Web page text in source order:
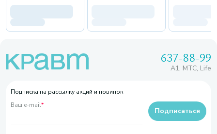
637-88-99
A1, МТС, Life
Подписка на рассылку акций и новинок
Ваш e-mail*
Подписаться